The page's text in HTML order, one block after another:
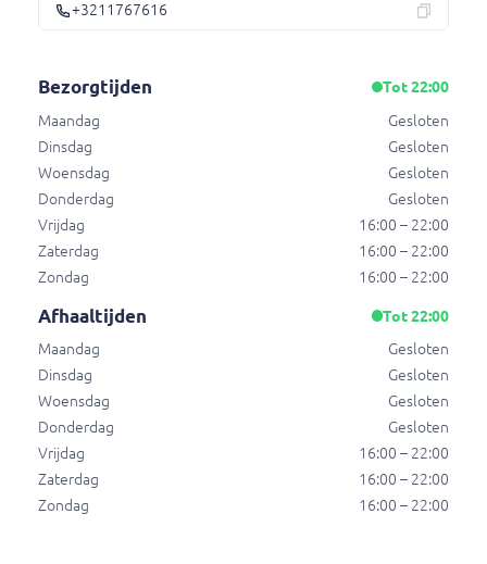
€ 2,50
Fanta 33cl
0.33l, € 7,58/1l
€ 2,50
Ice tea
0.33l, € 7,58/1l
AA Drink
0.33l, € 7,58/1l
€ 2,50
Tropico 33cl
+3211767616
Bezorgtijden
Tot 22:00
Maandag
Gesloten
Dinsdag
Gesloten
Woensdag
Gesloten
Donderdag
Gesloten
Vrijdag
16:00 – 22:00
Zaterdag
16:00 – 22:00
Zondag
16:00 – 22:00
Afhaaltijden
Tot 22:00
Maandag
Gesloten
Dinsdag
Gesloten
Woensdag
Gesloten
Donderdag
Gesloten
Vrijdag
16:00 – 22:00
Zaterdag
16:00 – 22:00
Zondag
16:00 – 22:00